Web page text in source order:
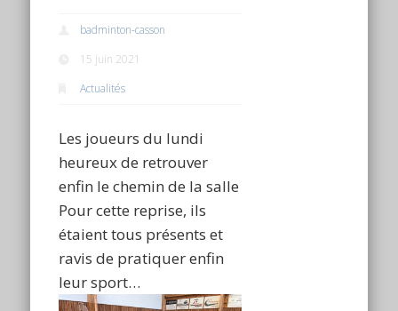
badminton-casson
15 juin 2021
Actualités
Les joueurs du lundi
heureux de retrouver
enfin le chemin de la salle
Pour cette reprise, ils
étaient tous présents et
ravis de pratiquer enfin
leur sport…